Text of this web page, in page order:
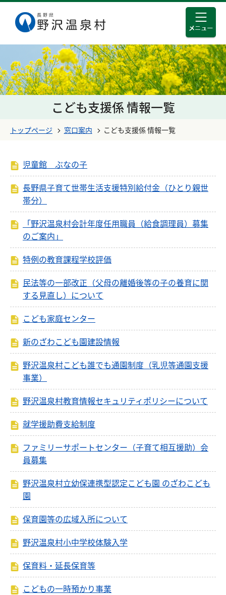
このページの本文へ移動する
メニュ
こども支援係 情報一覧
トップページ 窓口案内 こども支援係 情報一覧
児童館 ぶなの子
長野県子育て世帯生活支援特別給付金（ひとり親世
帯分）
「野沢温泉村会計年度任用職員（給食調理員）募集
のご案内」
特例の教育課程学校評価
民法等の一部改正（父母の離婚後等の子の養育に関
する見直し）について
こども家庭センター
新のざわこども園建設情報
野沢温泉村こども誰でも通園制度（乳児等通園支援
事業）
野沢温泉村教育情報セキュリティポリシーについて
就学援助費支給制度
ファミリーサポートセンター（子育て相互援助）会
員募集
野沢温泉村立幼保連携型認定こども園 のざわこども
園
保育園等の広域入所について
野沢温泉村小中学校体験入学
保育料・延長保育等
こどもの一時預かり事業